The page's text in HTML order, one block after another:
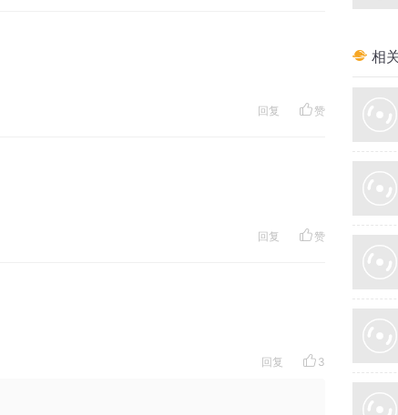
回复 赞
回复 赞
回复 3
相